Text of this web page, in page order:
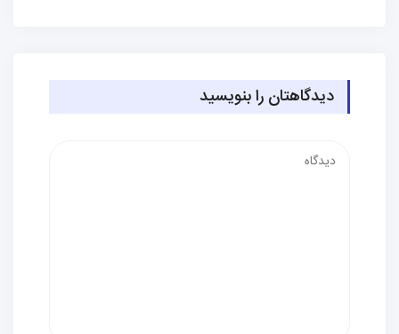
دیدگاهتان را بنویسید